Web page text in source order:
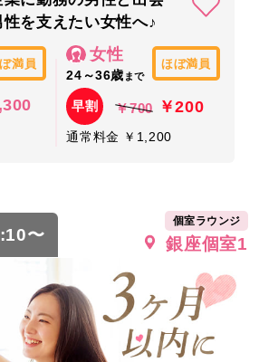
を支えたい女性へ♪
満員
女性
24～36歳 まで
ほぼ満員
早割 ￥700 ￥200
通常料金 ￥1,200
〜
個室ラウンジ
銀座個室1